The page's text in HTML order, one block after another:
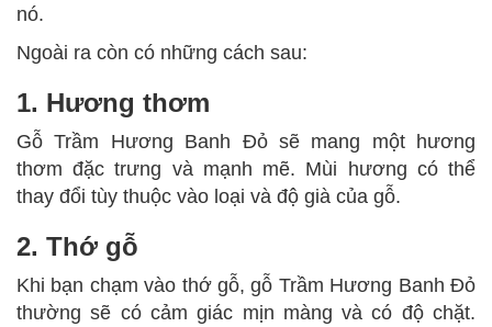
nó.
Ngoài ra còn có những cách sau:
1. Hương thơm
Gỗ Trầm Hương Banh Đỏ sẽ mang một hương
thơm đặc trưng và mạnh mẽ. Mùi hương có thể
thay đổi tùy thuộc vào loại và độ già của gỗ.
2. Thớ gỗ
Khi bạn chạm vào thớ gỗ, gỗ Trầm Hương Banh Đỏ
thường sẽ có cảm giác mịn màng và có độ chặt.